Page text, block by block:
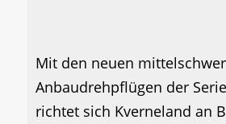
Mit den neuen
Anbaudrehpflügen der
richtet sich Kverneland an